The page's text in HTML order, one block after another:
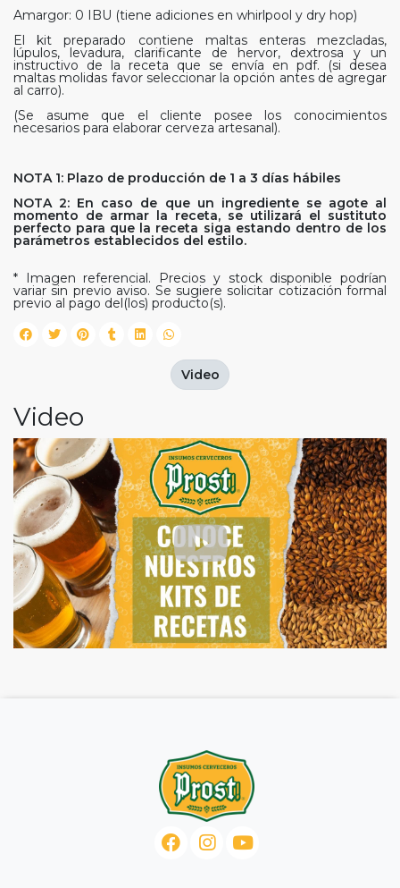
Amargor: 0 IBU (tiene adiciones en whirlpool y dry hop)
El kit preparado contiene maltas enteras mezcladas,
lúpulos, levadura, clarificante de hervor, dextrosa y un
instructivo de la receta que se envía en pdf. (si desea
maltas molidas favor seleccionar la opción antes de agregar
al carro).
(Se asume que el cliente posee los conocimientos
necesarios para elaborar cerveza artesanal).
NOTA 1: Plazo de producción de 1 a 3 días hábiles
NOTA 2: En caso de que un ingrediente se agote al
momento de armar la receta, se utilizará el sustituto
perfecto para que la receta siga estando dentro de los
parámetros establecidos del estilo.
* Imagen referencial. Precios y stock disponible podrían
variar sin previo aviso. Se sugiere solicitar cotización formal
previo al pago del(los) producto(s).
Video
Video